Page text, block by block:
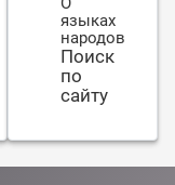
языках
народов
Поиск
по
сайту